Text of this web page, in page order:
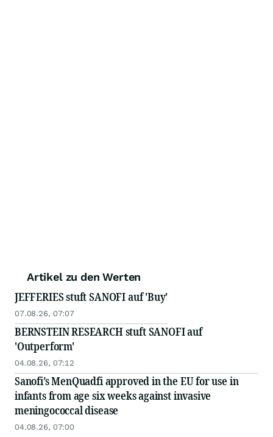
Artikel zu den Werten
JEFFERIES stuft SANOFI auf 'Buy'
07.08.26, 07:07
BERNSTEIN RESEARCH stuft SANOFI auf
'Outperform'
04.08.26, 07:12
Sanofi’s MenQuadfi approved in the EU for use in
infants from age six weeks against invasive
meningococcal disease
04.08.26, 07:00